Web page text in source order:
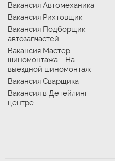
Вакансия Автомеханика
Вакансия Рихтовщик
Вакансия Подборщик
автозапчастей
Вакансия Мастер
шиномонтажа - На
выездной шиномонтаж
Вакансия Сварщика
Вакансия в Детейлинг
центре